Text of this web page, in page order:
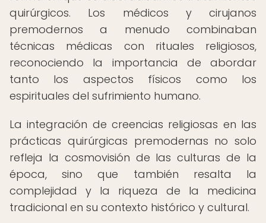
quirúrgicos. Los médicos y cirujanos
premodernos a menudo combinaban
técnicas médicas con rituales religiosos,
reconociendo la importancia de abordar
tanto los aspectos físicos como los
espirituales del sufrimiento humano.
La integración de creencias religiosas en las
prácticas quirúrgicas premodernas no solo
refleja la cosmovisión de las culturas de la
época, sino que también resalta la
complejidad y la riqueza de la medicina
tradicional en su contexto histórico y cultural.